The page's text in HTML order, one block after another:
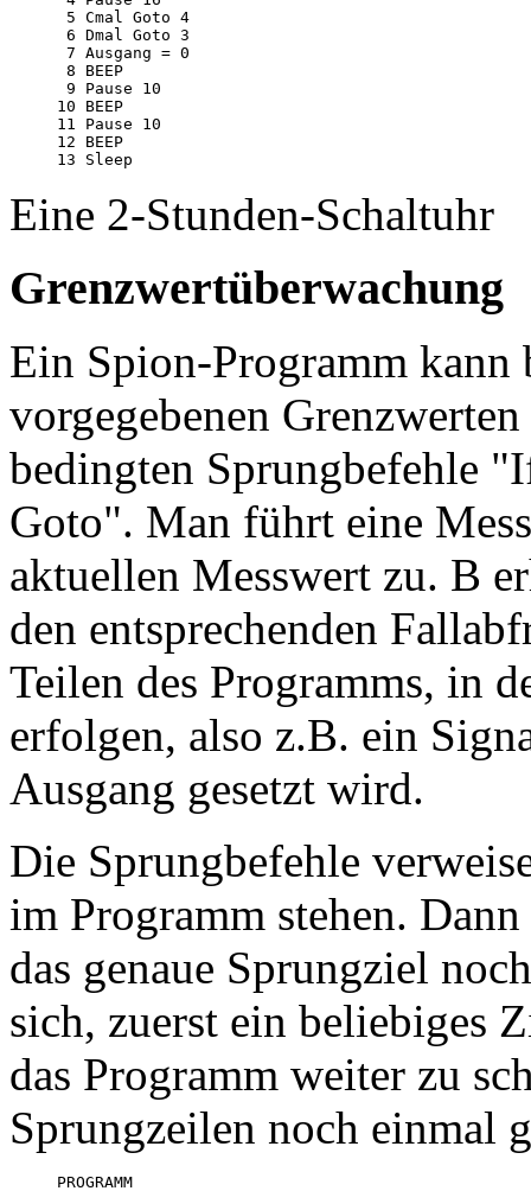
5 Cmal Goto 4
6 Dmal Goto 3
7 Ausgang = 0
8 BEEP
9 Pause 10
10 BEEP
11 Pause 10
12 BEEP
Eine 2-Stunden-Schaltuhr
Grenzwertüberwachung
Ein Spion-Programm kann
vorgegebenen
bedingten Sprungbefehle
Goto". Man führt eine
aktuellen Messwert zu. B
den entsprechenden
Teilen des Programms, in
erfolgen, also z.B. ein
Ausgang gesetzt wird.
Die Sprungbefehle
im Programm stehen.
das genaue Sprungziel
sich, zuerst ein beliebiges
das Programm weiter zu
Sprungzeilen noch einmal
PROGRAMM